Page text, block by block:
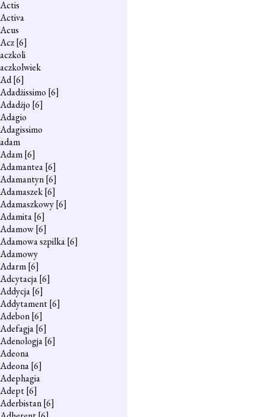
Actis
Activa
Acus
Acz[6]
aczkoli
aczkolwiek
Ad[6]
Adadżissimo [6]
Adadżjo [6]
Adagio
Adagissimo
adam
Adam[6]
Adamantea[6]
Adamantyn[6]
Adamaszek[6]
Adamaszkowy[6]
Adamita[6]
Adamow[6]
Adamowa szpilka[6]
Adamowy
Adarm[6]
Adcytacja[6]
Addycja[6]
Addytament[6]
Adebon[6]
Adefagja[6]
Adenologja[6]
Adeona
Adeona[6]
Adephagia
Adept[6]
Aderbistan[6]